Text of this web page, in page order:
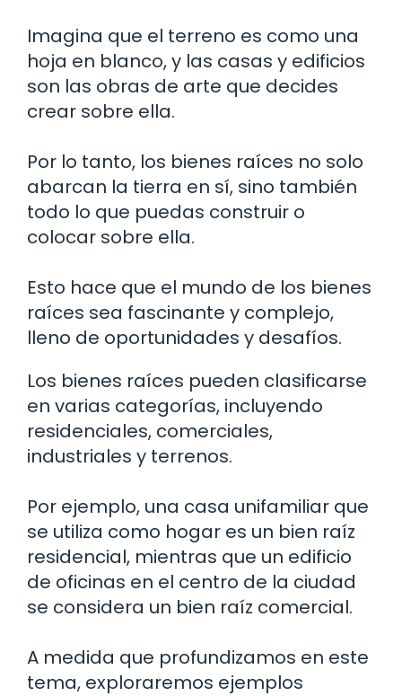
Imagina que el terreno es como una
hoja en blanco, y las casas y edificios
son las obras de arte que decides
crear sobre ella.
Por lo tanto, los bienes raíces no solo
abarcan la tierra en sí, sino también
todo lo que puedas construir o
colocar sobre ella.
Esto hace que el mundo de los bienes
raíces sea fascinante y complejo,
lleno de oportunidades y desafíos.
Los bienes raíces pueden clasificarse
en varias categorías, incluyendo
residenciales, comerciales,
industriales y terrenos.
Por ejemplo, una casa unifamiliar que
se utiliza como hogar es un bien raíz
residencial, mientras que un edificio
de oficinas en el centro de la ciudad
se considera un bien raíz comercial.
A medida que profundizamos en este
tema, exploraremos ejemplos